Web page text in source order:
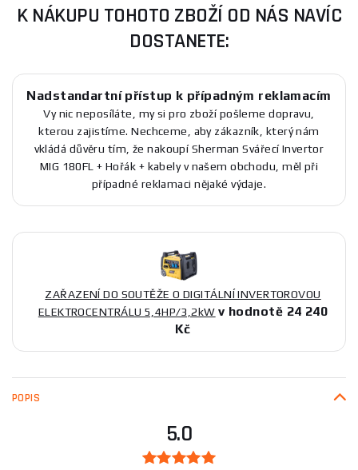
K NÁKUPU TOHOTO ZBOŽÍ OD NÁS NAVÍC
DOSTANETE:
Nadstandartní přístup k případným reklamacím
Vy nic neposíláte, my si pro zboží pošleme dopravu,
kterou zajistíme. Nechceme, aby zákazník, který nám
vkládá důvěru tím, že nakoupí Sherman Svářecí Invertor
MIG 180FL + Hořák + kabely v našem obchodu, měl při
případné reklamaci nějaké výdaje.
ZAŘAZENÍ DO SOUTĚŽE O DIGITÁLNÍ INVERTOROVOU
ELEKTROCENTRÁLU 5,4HP/3,2kW v hodnotě 24 240
Kč
POPIS
5.0